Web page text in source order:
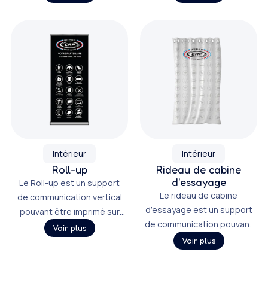
surface de communication.
textiles, offrant une grande
Intérieur
Roll-up
Le Roll-up est un support
de communication vertical
pouvant être imprimé sur
différents textiles, offrant
une grande surface de
Voir plus
Intérieur
Rideau de cabine
d'essayage
Le rideau de cabine
d’essayage est un support
de communication pouvant
être imprimé sur du textile,
permettant d’afficher au
Voir plus